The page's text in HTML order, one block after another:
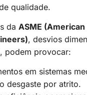
qualidade.
da ASME
, desvios
podem provocar:
em sistemas
desgaste por atrito.